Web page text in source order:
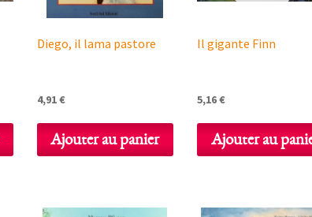
Diego, il lama pastore
4,91€
Ajouter au panier
Il gigante Finn
5,16€
Ajouter au